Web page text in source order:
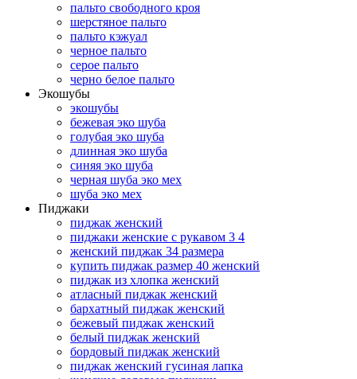
пальто свободного кроя
шерстяное пальто
пальто кэжуал
черное пальто
серое пальто
черно белое пальто
Экошубы
экошубы
бежевая эко шуба
голубая эко шуба
длинная эко шуба
синяя эко шуба
черная шуба эко мех
шуба эко мех
Пиджаки
пиджак женский
пиджаки женские с рукавом 3 4
женский пиджак 34 размера
купить пиджак размер 40 женский
пиджак из хлопка женский
атласный пиджак женский
бархатный пиджак женский
бежевый пиджак женский
белый пиджак женский
бордовый пиджак женский
пиджак женский гусиная лапка